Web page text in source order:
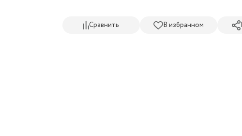
Сравнить В избранном